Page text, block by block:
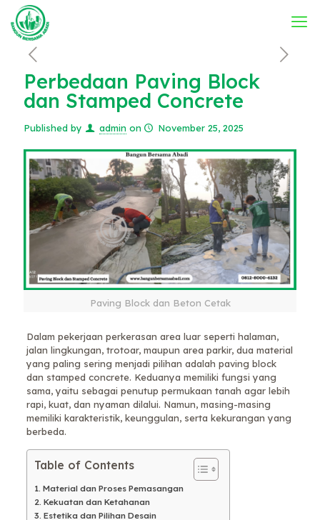
Perbedaan Paving Block
dan Stamped Concrete
Published by admin on November 25, 2025
Paving Block dan Beton Cetak
Dalam pekerjaan perkerasan area luar seperti halaman,
jalan lingkungan, trotoar, maupun area parkir, dua material
yang paling sering menjadi pilihan adalah paving block
dan stamped concrete. Keduanya memiliki fungsi yang
sama, yaitu sebagai penutup permukaan tanah agar lebih
rapi, kuat, dan nyaman dilalui. Namun, masing-masing
memiliki karakteristik, keunggulan, serta kekurangan yang
berbeda.
Table of Contents
1. Material dan Proses Pemasangan
2. Kekuatan dan Ketahanan
3. Estetika dan Pilihan Desain